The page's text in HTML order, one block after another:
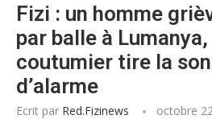
Fizi : un homme
par balle à
coutumier tire la
d’alarme
Ecrit par Red.fizinews octobre